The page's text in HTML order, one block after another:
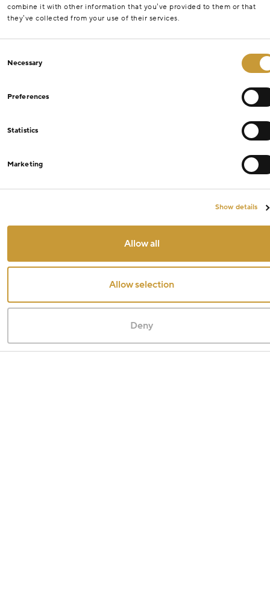
combine it with other information that you’ve provided to them or that
they’ve collected from your use of their services.
Selection
Necessary
Preferences
Statistics
Marketing
Show details
Allow all
Allow selection
Deny